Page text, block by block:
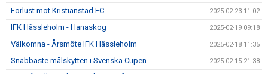
Förlust mot Kristianstad FC 2025-02-23 11:02
IFK Hässleholm - Hanaskog 2025-02-19 09:18
Välkomna - Årsmöte IFK Hässleholm 2025-02-18 11:35
Snabbaste målskytten i Svenska Cupen 2025-02-15 21:38